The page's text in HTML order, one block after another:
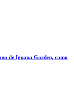
de Iguana Garden, como